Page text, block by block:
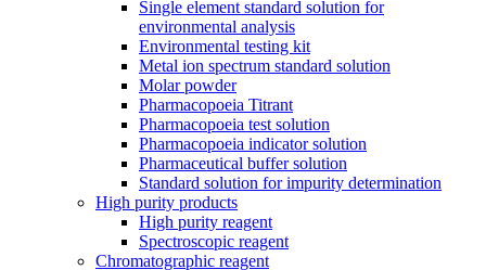
Single element standard solution for
environmental analysis
Environmental testing kit
Metal ion spectrum standard solution
Molar powder
Pharmacopoeia Titrant
Pharmacopoeia test solution
Pharmacopoeia indicator solution
Pharmaceutical buffer solution
Standard solution for impurity determination
High purity products
High purity reagent
Spectroscopic reagent
Chromatographic reagent